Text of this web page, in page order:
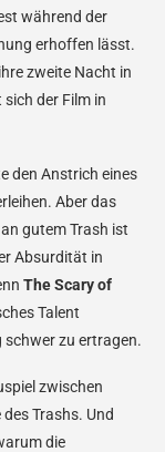
während der
erhoffen lässt.
zweite Nacht in
der Film in
den Anstrich eines
Aber das
gutem Trash ist
Absurdität in
The Scary of
Talent
schwer zu ertragen.
zwischen
Trashs. Und
die